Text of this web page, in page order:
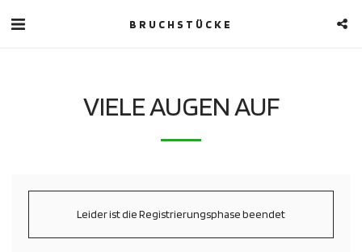
BRUCHSTÜCKE
VIELE AUGEN AUF
Leider ist die Registrierungsphase beendet